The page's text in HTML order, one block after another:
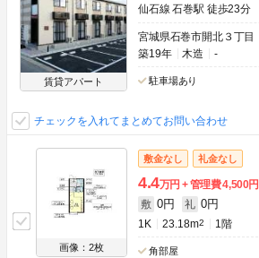
賃貸アパート
仙石線 石巻駅 徒歩23分
宮城県石巻市開北３丁目
築19年
木造 -
駐車場あり
チェックを入れてまとめてお問い合わせ
画像：2枚
敷金なし 礼金なし
4.4万円 管理費4,500円
敷 0円 礼 0円
1K 23.18m2 1階
角部屋